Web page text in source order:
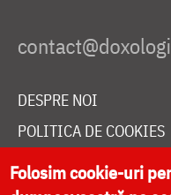
DESPRE NOI
POLITICA DE COOKIES
DONEAZĂ ONLINE
Folosim cookie-uri